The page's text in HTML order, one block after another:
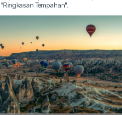
sesuai untuk suhu awal pagi.
dan selesa. Lapisan adalah
dan selesa juga
kepala boleh membantu
dengan selesa dan
Tempahan".